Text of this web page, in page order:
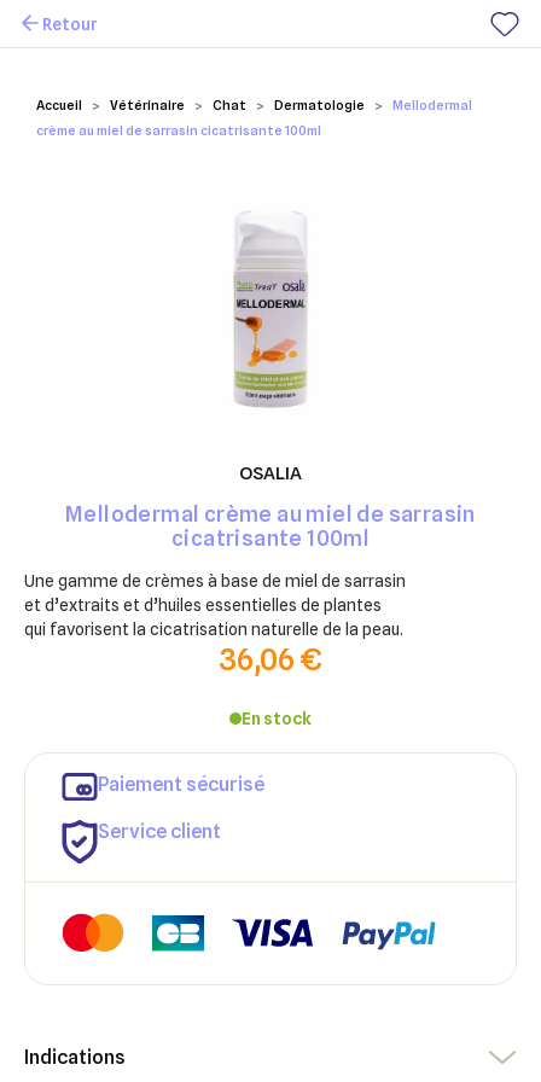
Mes favoris
Accueil Vétérinaire Chat Dermatologie
Mellodermal
crème au miel de sarrasin cicatrisante 100ml
Retour
OSALIA
Mellodermal crème au miel de sarrasin
cicatrisante 100ml
Une gamme de crèmes à base de miel de sarrasin
et d’extraits et d’huiles essentielles de plantes
qui favorisent la cicatrisation naturelle de la peau.
36,06 €
En stock
Paiement sécurisé
Service client
Indications
Créer une liste d'envies ×
Connexion ×